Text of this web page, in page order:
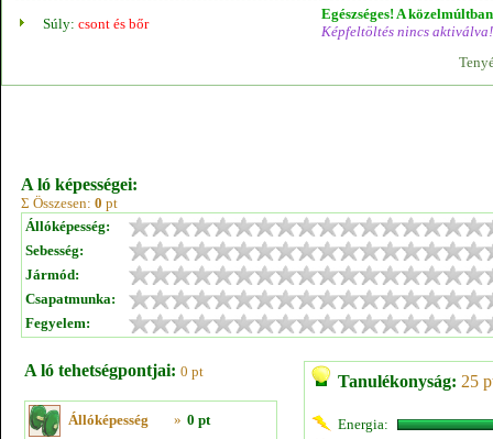
Súly: csont és bőr
Egészséges! A
Képfeltöltés nincs aktiválva!
A ló képességei:
Σ Összesen: 0 pt
Állóképesség:
Sebesség:
Jármód:
Csapatmunka:
Fegyelem:
A ló tehetségpontjai: 0 pt
Állóképesség » 0 pt
Tanulékonyság: 25
Energia: